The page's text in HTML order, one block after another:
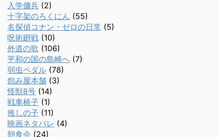
入学傭兵 (2)
十字架のろくにん (55)
名探偵コナン・ゼロの日常 (5)
呪術廻戦 (10)
外道の歌 (106)
平和の国の島崎へ (7)
弱虫ペダル (78)
怨み屋本舗 (3)
怪獣8号 (14)
戦車椅子 (1)
推しの子 (11)
映画ネタバレ (4)
朝食会 (24)